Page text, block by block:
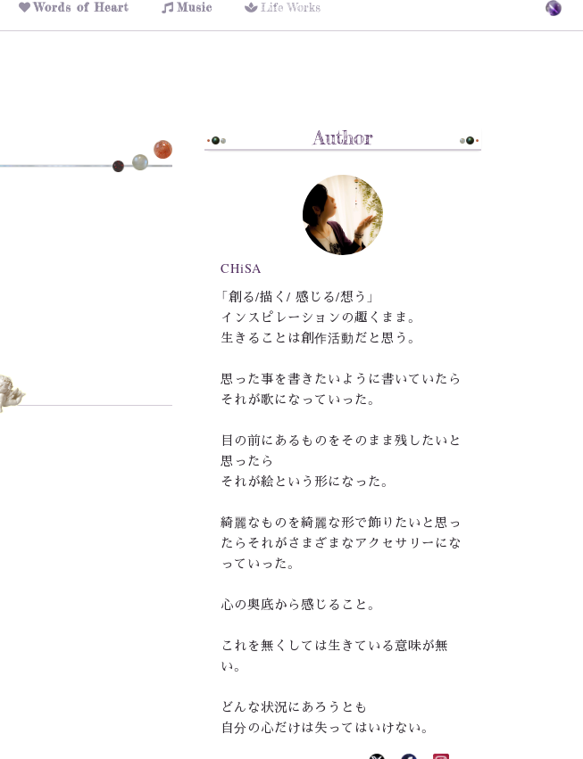
Words of Heart Music Life Works
Author
CHiSA
「創る/描く/ 感じる/想う」
インスピレーションの趣くまま。
生きることは創作活動だと思う。
思った事を書きたいように書いていたら
それが歌になっていった。
目の前にあるものをそのまま残したいと
思ったら
それが絵という形になった。
綺麗なものを綺麗な形で飾りたいと思っ
たらそれがさまざまなアクセサリーにな
っていった。
心の奥底から感じること。
これを無くしては生きている意味が無
い。
どんな状況にあろうとも
自分の心だけは失ってはいけない。